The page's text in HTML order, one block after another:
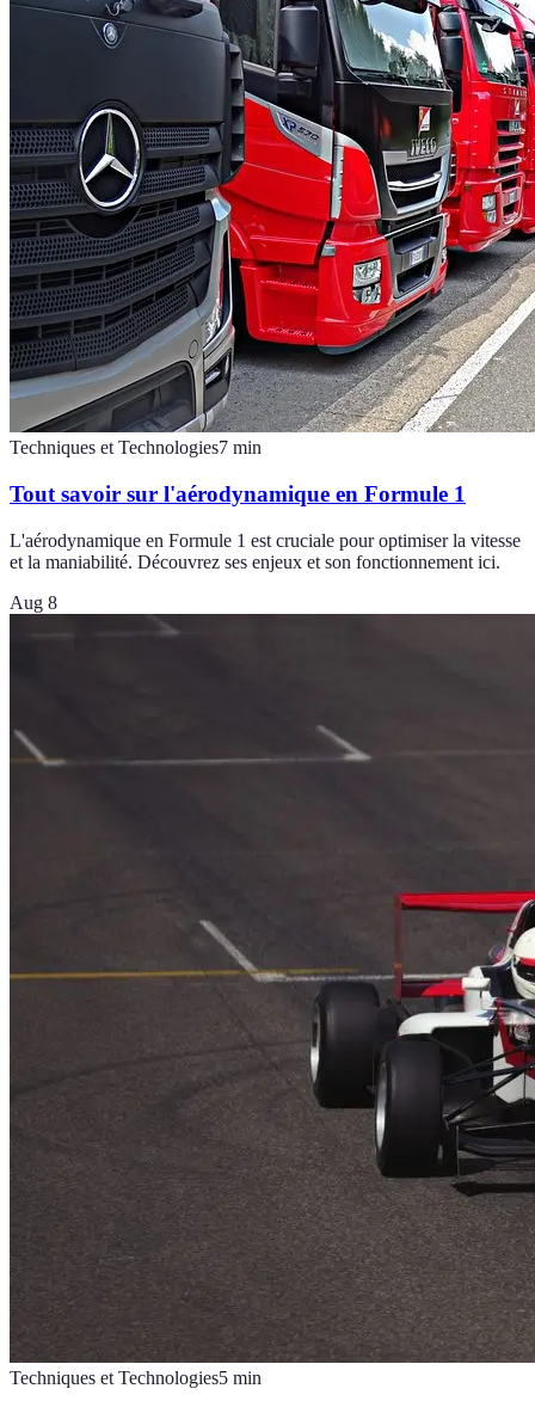
Techniques et Technologies7 min
Tout savoir sur l'aérodynamique en Formule 1
L'aérodynamique en Formule 1 est cruciale pour optimiser la vitesse
et la maniabilité. Découvrez ses enjeux et son fonctionnement ici.
Aug 8
Techniques et Technologies5 min